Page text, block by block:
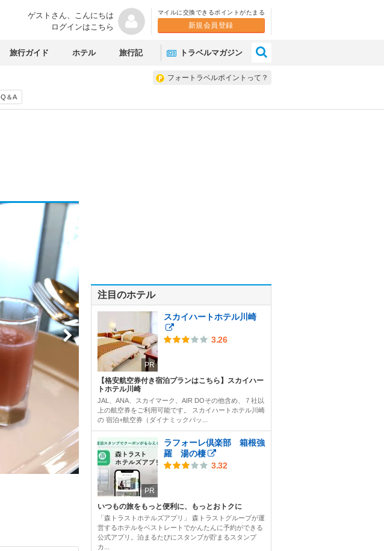
ゲストさん、 こんにちは
ログインはこちら
マイルに交換できるポイントがたまる
新規会員登録
旅行ガイド ホテル 旅行記 トラベルマガジン
フォートラベルポイントって？
Q＆A
注目のホテル
PR
スカイハートホテル川崎
3.26
【格安航空券付き宿泊プランはこちら】スカイハー
トホテル川崎
JAL、ANA、スカイマーク、AIR DOその他含め、７社以
上の航空券をご利用可能です。 スカイハートホテル川崎
の 宿泊+航空券（ダイナミックパッ...
PR
ラフォーレ倶楽部 箱根強
羅 湯の棲
3.32
いつもの旅をもっと便利に、もっとおトクに
「森トラストホテルズアプリ」 森トラストグループが運
営するホテルをベストレートでかんたんに予約ができる
公式アプリ。泊まるたびにスタンプが貯まるスタンプ
カ...